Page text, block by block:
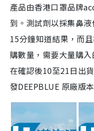
產品由香港口罩品牌
到。測試劑以採集鼻
15分鐘知道結果，而
購數量，需要大量購
在確認後10至21日出
發DEEPBLUE 原廠版